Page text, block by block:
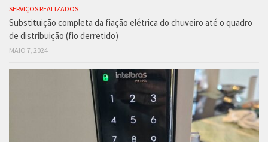
SERVIÇOS REALIZADOS
Substituição completa da fiação elétrica do chuveiro até o quadro
de distribuição (fio derretido)
MAIO 7, 2024